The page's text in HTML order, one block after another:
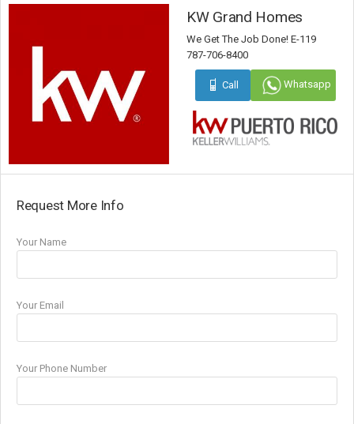
KW Grand Homes
We Get The Job Done! E-119
787-706-8400
Call Whatsapp
Request More Info
Your Name
Your Email
Your Phone Number